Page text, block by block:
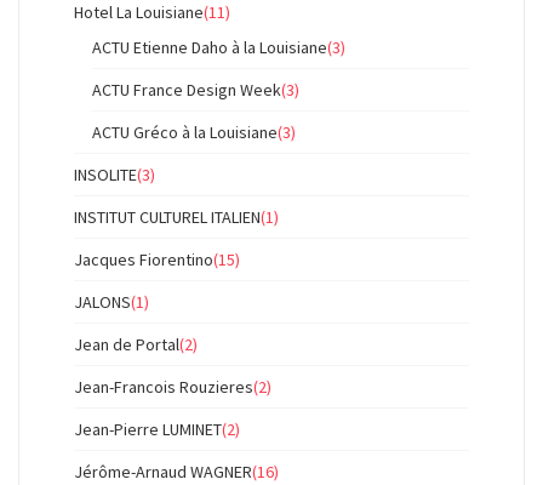
Hotel La Louisiane(11)
ACTU Etienne Daho à la Louisiane(3)
ACTU France Design Week(3)
ACTU Gréco à la Louisiane(3)
INSOLITE(3)
INSTITUT CULTUREL ITALIEN(1)
Jacques Fiorentino(15)
JALONS(1)
Jean de Portal(2)
Jean-Francois Rouzieres(2)
Jean-Pierre LUMINET(2)
Jérôme-Arnaud WAGNER(16)